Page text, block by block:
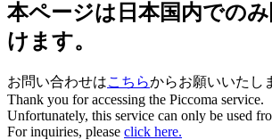
本ページは日本国内での
けます。
お問い合わせはこちらからお願いいたし
Thank you for accessing the Piccoma service.
Unfortunately, this service can only be used
For inquiries, please click here.